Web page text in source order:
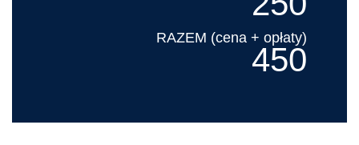
RAZEM (cena + opłaty)
450